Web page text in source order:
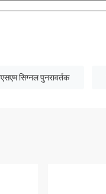
सिग्नल पुनरावर्तक